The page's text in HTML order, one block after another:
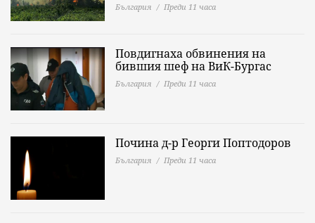
България Преди 11 часа
Повдигнаха обвинения на
бившия шеф на ВиК-Бургас
България Преди 11 часа
Почина д-р Георги Поптодоров
България Преди 11 часа